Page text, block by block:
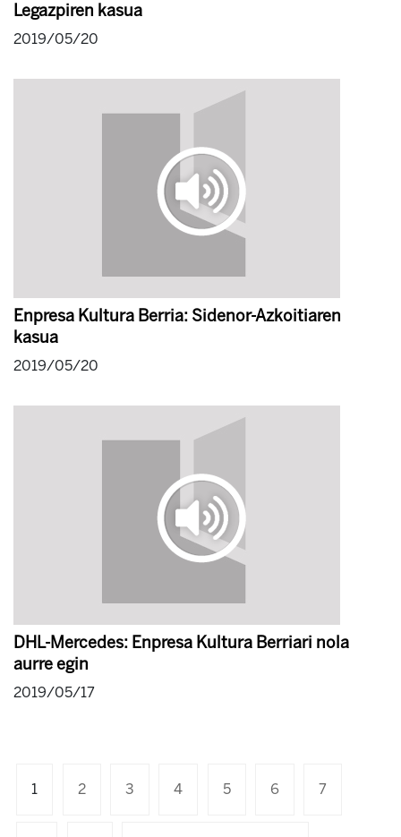
Legazpiren kasua
2019/05/20
Enpresa Kultura Berria: Sidenor-Azkoitiaren
kasua
2019/05/20
DHL-Mercedes: Enpresa Kultura Berriari nola
aurre egin
2019/05/17
1 2 3 4 5 6 7